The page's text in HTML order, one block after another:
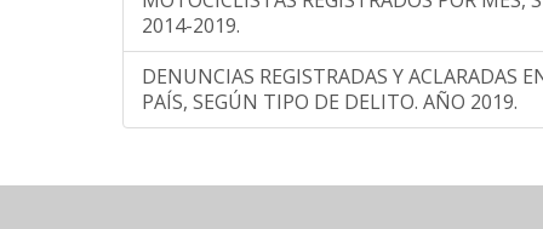
2014-2019.
DENUNCIAS REGISTRADAS Y ACLARADAS
PAÍS, SEGÚN TIPO DE DELITO. AÑO 2019.